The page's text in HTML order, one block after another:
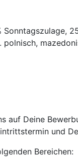
auf Deine
und
Bereichen: